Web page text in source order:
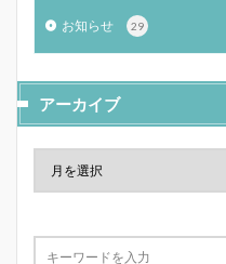
お知らせ 29
アーカイブ